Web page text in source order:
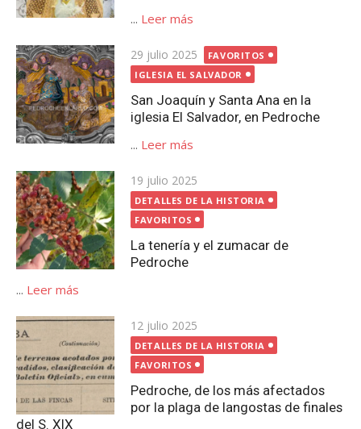
... Leer más
Publicada
el
29 julio 2025
FAVORITOS
IGLESIA EL SALVADOR
San Joaquín y Santa Ana en la
iglesia El Salvador, en Pedroche
... Leer más
Publicada
el
19 julio 2025
DETALLES DE LA HISTORIA
FAVORITOS
La tenería y el zumacar de
Pedroche
... Leer más
Publicada
el
12 julio 2025
DETALLES DE LA HISTORIA
FAVORITOS
Pedroche, de los más afectados
por la plaga de langostas de finales
del S. XIX